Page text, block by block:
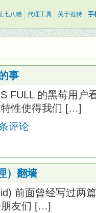
七八糟 代理工具 关于推特 手
事
FULL 的黑莓用户
性使得我们 […]
评论
）翻墙
前面曾经写过两
朋友们 […]